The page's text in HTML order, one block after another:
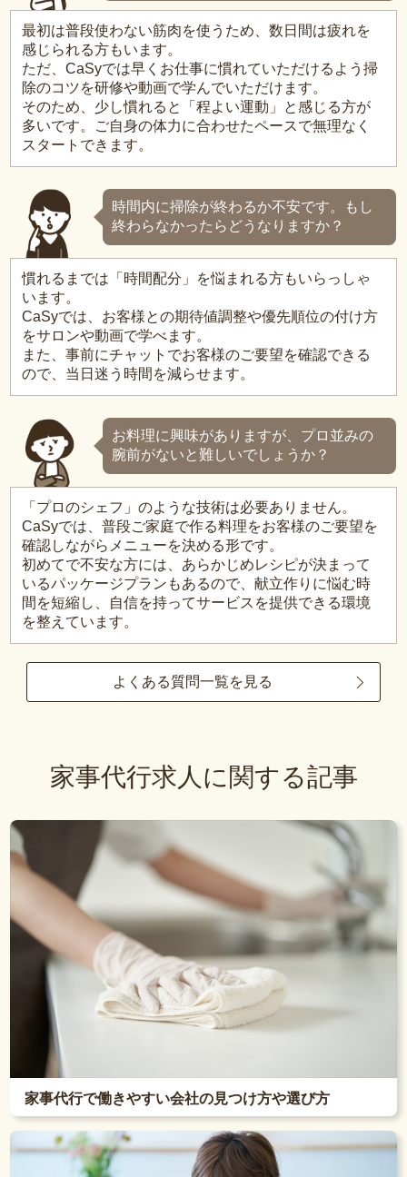
最初は普段使わない筋肉を使うため、数日間は疲れを
感じられる方もいます。
ただ、CaSyでは早くお仕事に慣れていただけるよう掃
除のコツを研修や動画で学んでいただけます。
そのため、少し慣れると「程よい運動」と感じる方が
多いです。ご自身の体力に合わせたペースで無理なく
スタートできます。
時間内に掃除が終わるか不安です。もし
終わらなかったらどうなりますか？
慣れるまでは「時間配分」を悩まれる方もいらっしゃ
います。
CaSyでは、お客様との期待値調整や優先順位の付け方
をサロンや動画で学べます。
また、事前にチャットでお客様のご要望を確認できる
ので、当日迷う時間を減らせます。
お料理に興味がありますが、プロ並みの
腕前がないと難しいでしょうか？
「プロのシェフ」のような技術は必要ありません。
CaSyでは、普段ご家庭で作る料理をお客様のご要望を
確認しながらメニューを決める形です。
初めてで不安な方には、あらかじめレシピが決まって
いるパッケージプランもあるので、献立作りに悩む時
間を短縮し、自信を持ってサービスを提供できる環境
を整えています。
よくある質問一覧を見る
家事代行求人に関する記事
家事代行で働きやすい会社の見つけ方や選び方